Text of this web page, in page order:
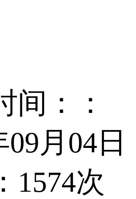
间：：
09月04日
1574次